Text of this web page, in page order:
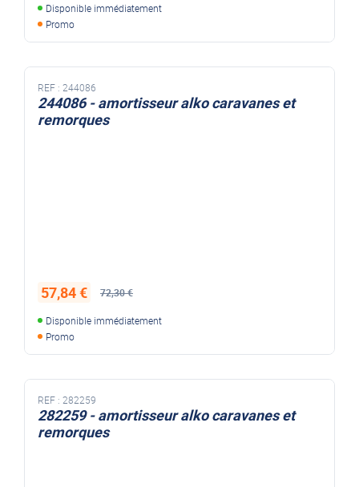
Disponible immédiatement
Promo
REF : 244086
244086 - amortisseur alko caravanes et
remorques
72,30 €
57,84 €
Disponible immédiatement
Promo
REF : 282259
282259 - amortisseur alko caravanes et
remorques